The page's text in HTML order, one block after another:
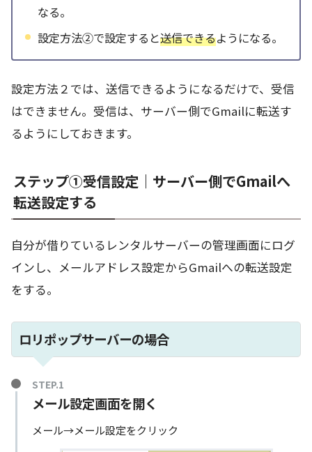
なる。
設定方法②で設定すると送信できるようになる。
設定方法２では、送信できるようになるだけで、受信
はできません。受信は、サーバー側でGmailに転送す
るようにしておきます。
ステップ①受信設定｜サーバー側でGmailへ
転送設定する
自分が借りているレンタルサーバーの管理画面にログ
インし、メールアドレス設定からGmailへの転送設定
をする。
ロリポップサーバーの場合
メール設定画面を開く
メール→メール設定をクリック